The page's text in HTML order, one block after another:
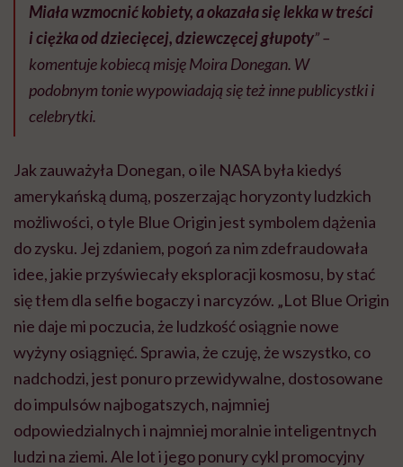
Miała wzmocnić kobiety, a okazała się lekka w treści
i ciężka od dziecięcej, dziewczęcej głupoty” –
komentuje kobiecą misję Moira Donegan. W
podobnym tonie wypowiadają się też inne publicystki i
celebrytki.
Jak zauważyła Donegan, o ile NASA była kiedyś
amerykańską dumą, poszerzając horyzonty ludzkich
możliwości, o tyle Blue Origin jest symbolem dążenia
do zysku. Jej zdaniem, pogoń za nim zdefraudowała
idee, jakie przyświecały eksploracji kosmosu, by stać
się tłem dla selfie bogaczy i narcyzów. „Lot Blue Origin
nie daje mi poczucia, że ludzkość osiągnie nowe
wyżyny osiągnięć. Sprawia, że czuję, że wszystko, co
nadchodzi, jest ponuro przewidywalne, dostosowane
do impulsów najbogatszych, najmniej
odpowiedzialnych i najmniej moralnie inteligentnych
ludzi na ziemi. Ale lot i jego ponury cykl promocyjny